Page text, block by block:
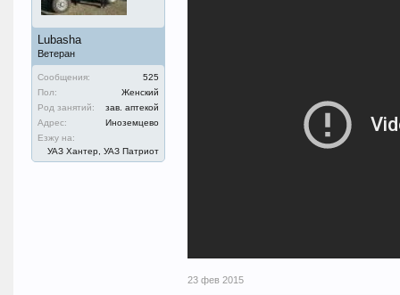
Lubasha
Ветеран
Сообщения:
525
Пол:
Женский
Род занятий:
зав. аптекой
Адрес:
Иноземцево
Езжу на:
УАЗ Хантер, УАЗ Патриот
23 фев 2015